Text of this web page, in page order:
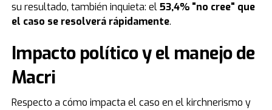
su resultado, también inquieta: el53,4% "no cree" que
el caso se resolverá rápidamente.
Impacto político y el manejo de
Macri
Respecto a cómo impacta el caso en el kirchnerismo y